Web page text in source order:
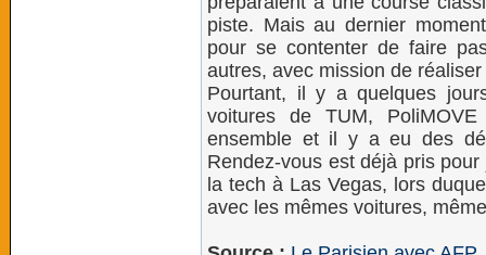
piste. Mais au dernier
pour se contenter de faire
autres, avec mission de
Pourtant, il y a quelques
voitures de TUM,
ensemble et il y a eu des
Rendez-vous est déjà pris
la tech à Las Vegas, lors
avec les mêmes voitures,